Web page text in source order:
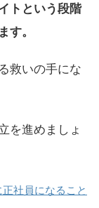
トという段階
す。
救いの手にな
を進めましょ
社員になること